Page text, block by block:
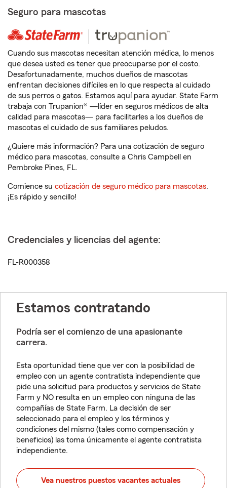
Seguro para mascotas
Cuando sus mascotas necesitan atención médica, lo menos
que desea usted es tener que preocuparse por el costo.
Desafortunadamente, muchos dueños de mascotas
enfrentan decisiones difíciles en lo que respecta al cuidado
de sus perros o gatos. Estamos aquí para ayudar. State Farm
trabaja con Trupanion® —líder en seguros médicos de alta
calidad para mascotas— para facilitarles a los dueños de
mascotas el cuidado de sus familiares peludos.
¿Quiere más información? Para una cotización de seguro
médico para mascotas, consulte a Chris Campbell en
Pembroke Pines, FL.
Comience su cotización de seguro médico para mascotas.
¡Es rápido y sencillo!
Credenciales y licencias del agente:
FL-R000358
Estamos contratando
Podría ser el comienzo de una apasionante
carrera.
Esta oportunidad tiene que ver con la posibilidad de
empleo con un agente contratista independiente que
pide una solicitud para productos y servicios de State
Farm y NO resulta en un empleo con ninguna de las
compañías de State Farm. La decisión de ser
seleccionado para el empleo y los términos y
condiciones del mismo (tales como compensación y
beneficios) las toma únicamente el agente contratista
independiente.
Vea nuestros puestos vacantes actuales